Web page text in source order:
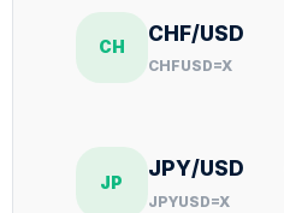
CH
CHF/USD
CHFUSD=X
JP
JPY/USD
JPYUSD=X